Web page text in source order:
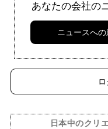
あなたの会社の
ニュースへの
日本中のクリ